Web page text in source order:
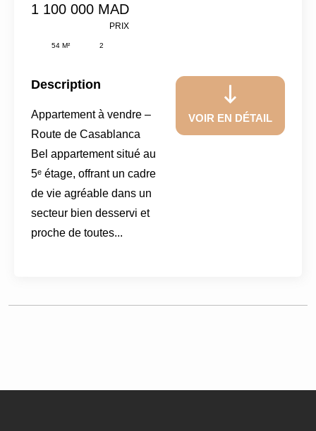
1 100 000 MAD
PRIX
54 M² 2
Description
Appartement à vendre –
Route de Casablanca
Bel appartement situé au
5ᵉ étage, offrant un cadre
de vie agréable dans un
secteur bien desservi et
proche de toutes...
VOIR EN DÉTAIL